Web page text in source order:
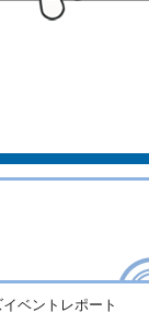
ベントレポート